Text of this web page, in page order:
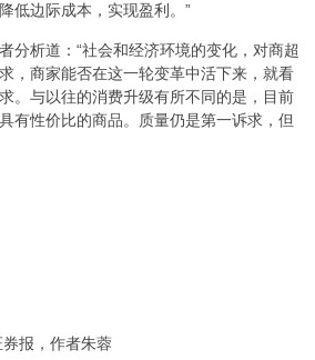
低边际成本，实现盈利。”
分析道：“社会和经济环境的变化，对商超
，商家能否在这一轮变革中活下来，就看
。与以往的消费升级有所不同的是，目前
有性价比的商品。质量仍是第一诉求，但
报，作者朱蓉